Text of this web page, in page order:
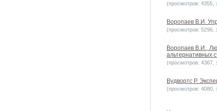
(просмотров: 4355,
Воропаев В.И.
(просмотров: 5296,
Воропаев В.И.,
альтернативных
(просмотров: 4367,
Вудвортс Р.
(просмотров: 4080,